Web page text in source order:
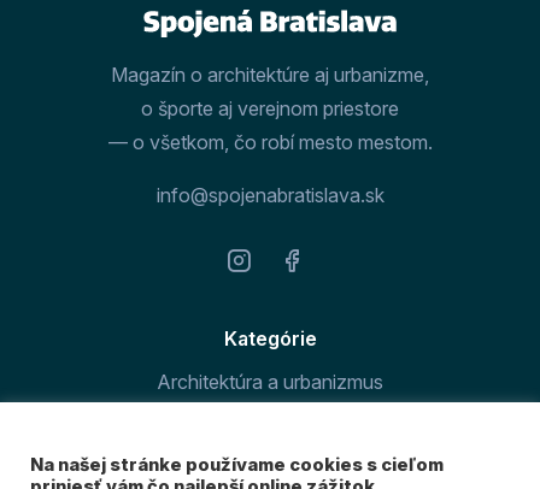
Magazín o architektúre aj urbanizme,
o športe aj verejnom priestore
— o všetkom, čo robí mesto mestom.
info@spojenabratislava.sk
Kategórie
Architektúra a urbanizmus
O magazíne
Na našej stránke používame cookies s cieľom